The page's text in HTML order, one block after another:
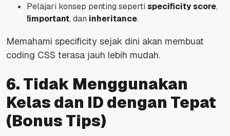
Pelajari konsep penting seperti specificity score,
!important, dan inheritance.
Memahami specificity sejak dini akan membuat
coding CSS terasa jauh lebih mudah.
6. Tidak Menggunakan
Kelas dan ID dengan Tepat
(Bonus Tips)